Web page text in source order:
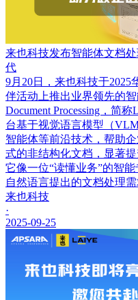
来也科技发布智能体文档
代
9月20日，来也科技于
伴活动上推出业界领先的
Document Processing，简
台基于视觉语言模型（
智能体等前沿技术，帮助
式的非结构化文档，显著
它像一位“读懂业务”的智
自然语言提出的文档处理需
来也科技
·
2025-09-25